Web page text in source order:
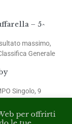
– 5^
massimo,
Generale
Singolo, 9
per offrirti